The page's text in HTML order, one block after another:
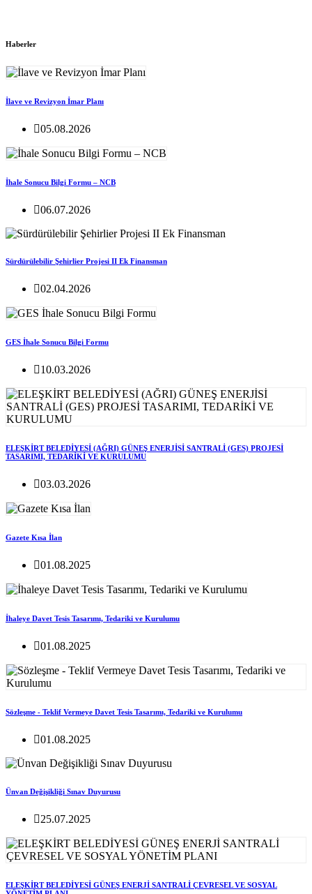
Haberler
İlave ve Revizyon İmar Planı
05.08.2026
İhale Sonucu Bilgi Formu – NCB
06.07.2026
Sürdürülebilir Şehirlier Projesi II Ek Finansman
02.04.2026
GES İhale Sonucu Bilgi Formu
10.03.2026
ELEŞKİRT BELEDİYESİ (AĞRI) GÜNEŞ ENERJİSİ SANTRALİ (GES) PROJESİ
TASARIMI, TEDARİKİ VE KURULUMU
03.03.2026
Gazete Kısa İlan
01.08.2025
İhaleye Davet Tesis Tasarımı, Tedariki ve Kurulumu
01.08.2025
Sözleşme - Teklif Vermeye Davet Tesis Tasarımı, Tedariki ve Kurulumu
01.08.2025
Ünvan Değişikliği Sınav Duyurusu
25.07.2025
ELEŞKİRT BELEDİYESİ GÜNEŞ ENERJİ SANTRALİ ÇEVRESEL VE SOSYAL